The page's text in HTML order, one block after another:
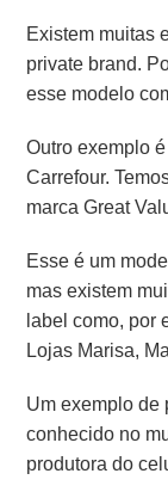
Existem muitas
private brand.
esse modelo
Outro exemplo
Carrefour.
marca Great
Esse é um
mas existem
label como, por
Lojas Marisa,
Um exemplo de
conhecido no
produtora do